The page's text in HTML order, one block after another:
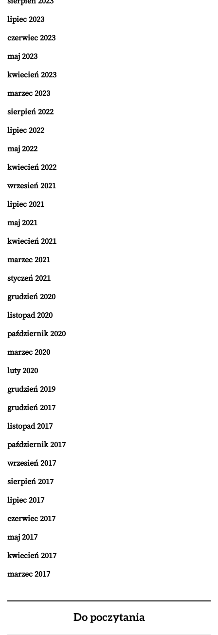
lipiec 2023
czerwiec 2023
maj 2023
kwiecień 2023
marzec 2023
sierpień 2022
lipiec 2022
maj 2022
kwiecień 2022
wrzesień 2021
lipiec 2021
maj 2021
kwiecień 2021
marzec 2021
styczeń 2021
grudzień 2020
listopad 2020
październik 2020
marzec 2020
luty 2020
grudzień 2019
grudzień 2017
listopad 2017
październik 2017
wrzesień 2017
sierpień 2017
lipiec 2017
czerwiec 2017
maj 2017
kwiecień 2017
marzec 2017
Do poczytania